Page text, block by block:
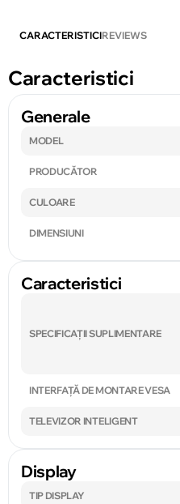
CARACTERISTICIREVIEWS
Caracteristici
Generale
MODEL
PRODUCĂTOR
CULOARE
DIMENSIUNI
Caracteristici
SPECIFICAȚII SUPLIMENTARE
INTERFAȚĂ DE MONTARE VESA
TELEVIZOR INTELIGENT
Display
TIP DISPLAY